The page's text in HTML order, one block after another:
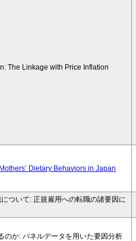
The Linkage with Price Inflation
Dietary Behaviors in Japan
ついて: 正規雇用への転職の諸要因に
のか: パネルデータを用いた要因分析